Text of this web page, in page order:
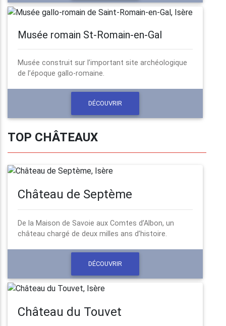
Musée romain St-Romain-en-Gal
Musée construit sur l’important site archéologique
de l’époque gallo-romaine.
DÉCOUVRIR
TOP CHÂTEAUX
Château de Septème
De la Maison de Savoie aux Comtes d’Albon, un
château chargé de deux milles ans d’histoire.
DÉCOUVRIR
Château du Touvet